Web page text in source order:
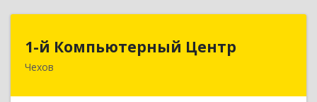
1-й Компьютерный Центр
Чехов
1-й Компьютерный Центр
142306, Московская обл, Чеховский р-н, Чехов